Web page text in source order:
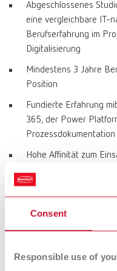
Consent
Responsible use of
Abgeschlossenes
eine vergleichbare IT-
Berufserfahrung im
Digitalisierung
Mindestens 3 Jahre
Position
Fundierte Erfahrung
365, der Power
Prozessdokumentation
Hohe Affinität zum
Strukturierte,
Gute